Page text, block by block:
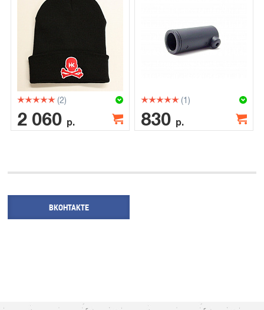
(2)
2 060 р.
(1)
830 р.
ВКОНТАКТЕ